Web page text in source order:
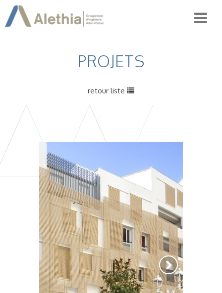
PROJETS
retour liste